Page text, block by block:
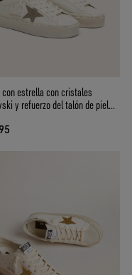
y refuerzo del talón de piel